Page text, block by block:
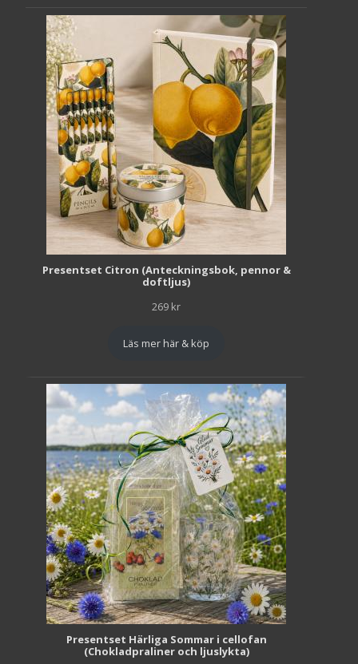
Presentset Citron (Anteckningsbok, pennor &
doftljus)
269 kr
Läs mer här & köp
Presentset Härliga Sommar i cellofan
(Chokladpraliner och ljuslykta)